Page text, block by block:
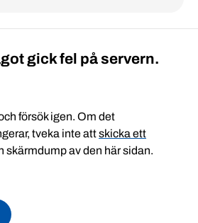
gick fel på servern.
försök igen. Om det
tveka inte attskicka ett
skärmdump av den här sidan.